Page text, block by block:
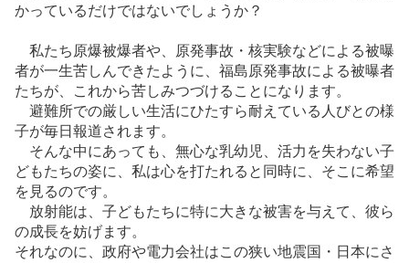
かっているだけではないでしょうか？
私たち原爆被爆者や、原発事故・核実験などによる被曝
者が一生苦しんできたように、福島原発事故による被曝者
たちが、これから苦しみつづけることになります。
避難所での厳しい生活にひたすら耐えている人びとの様
子が毎日報道されます。
そんな中にあっても、無心な乳幼児、活力を失わない子
どもたちの姿に、私は心を打たれると同時に、そこに希望
を見るのです。
放射能は、子どもたちに特に大きな被害を与えて、彼ら
の成長を妨げます。
それなのに、政府や電力会社はこの狭い地震国・日本にさ